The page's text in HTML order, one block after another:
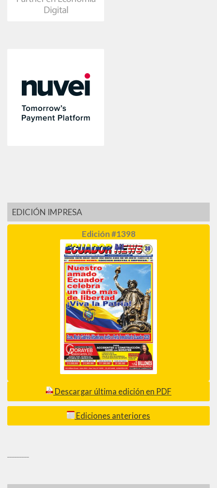
EDICIÓN IMPRESA
Edición #1398
Descargar última edición en PDF
Ediciones anteriores